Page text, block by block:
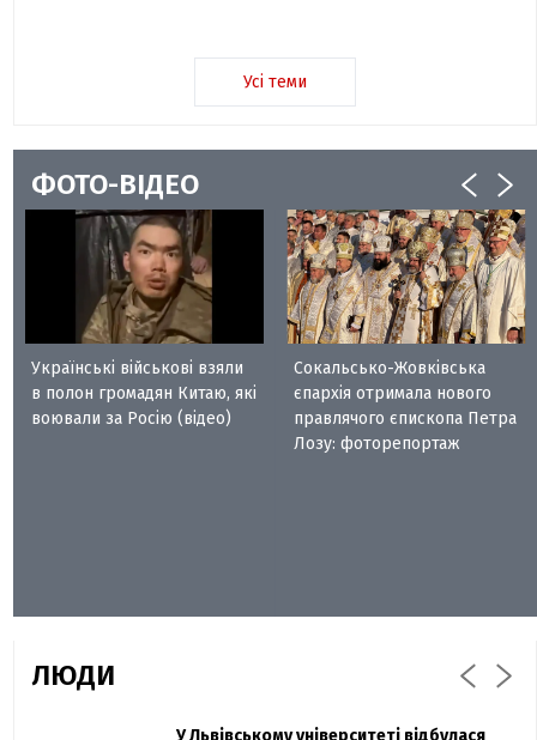
Усі теми
ФОТО-ВІДЕО
Українські військові взяли
в полон громадян Китаю, які
воювали за Росію (відео)
Сокальсько-Жовківська
єпархія отримала нового
правлячого єпископа Петра
Лозу: фоторепортаж
ЛЮДИ
Захисник "Азовсталі" Діанов вдруге
У Львівському університеті відбулася